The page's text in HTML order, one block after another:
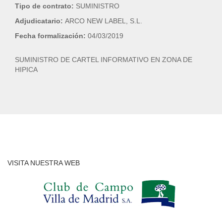
Tipo de contrato: SUMINISTRO
Adjudicatario: ARCO NEW LABEL, S.L.
Fecha formalización: 04/03/2019
SUMINISTRO DE CARTEL INFORMATIVO EN ZONA DE
HIPICA
VISITA NUESTRA WEB